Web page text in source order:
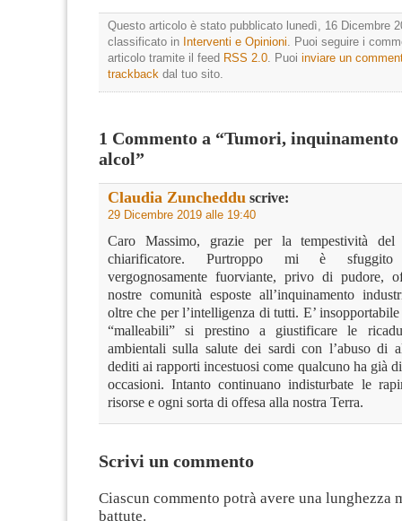
Questo articolo è stato pubblicato lunedì, 16 Dicembre
classificato in Interventi e Opinioni. Puoi seguire i
articolo tramite il feed RSS 2.0. Puoi inviare un
trackback dal tuo sito.
1 Commento a “Tumori, inquinamento
alcol”
Claudia Zuncheddu scrive:
29 Dicembre 2019 alle 19:40
Caro Massimo, grazie per la tempestività del
chiarificatore. Purtroppo mi è sfuggito
vergognosamente fuorviante, privo di pudore,
nostre comunità esposte all’inquinamento
oltre che per l’intelligenza di tutti. E’
“malleabili” si prestino a giustificare le
ambientali sulla salute dei sardi con l’abuso di
dediti ai rapporti incestuosi come qualcuno ha già
occasioni. Intanto continuano indisturbate le
risorse e ogni sorta di offesa alla nostra Terra.
Scrivi un commento
Ciascun commento potrà avere una lunghezza
battute.